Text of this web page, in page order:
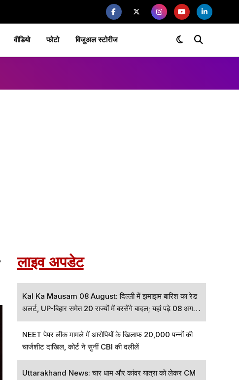
वीडियो फोटो विजुअल स्टोरीज
लाइव अपडेट
Kal Ka Mausam 08 August: दिल्ली में झमाझम बारिश का रेड
अलर्ट, UP-बिहार समेत 20 राज्यों में बरसेंगे बादल; यहां पढ़े 08 अगस्त
का कैसा रहेगा मौसम
NEET पेपर लीक मामले में आरोपियों के खिलाफ 20,000 पन्नों की
चार्जशीट दाखिल, कोर्ट ने सुनीं CBI की दलीलें
Uttarakhand News: चार धाम और कांवर यात्रा को लेकर CM